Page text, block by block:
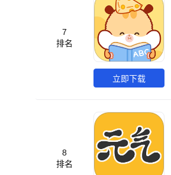
7
排名
立即下载
8
排名